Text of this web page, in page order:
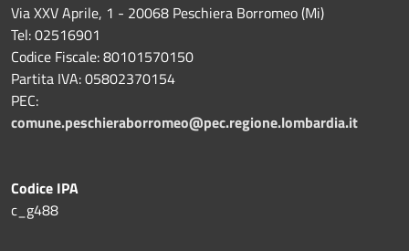
Via XXV Aprile, 1 - 20068 Peschiera Borromeo (Mi)
Tel: 02516901
Codice Fiscale: 80101570150
Partita IVA: 05802370154
PEC:
comune.peschieraborromeo@pec.regione.lombardia.it
Codice IPA
c_g488